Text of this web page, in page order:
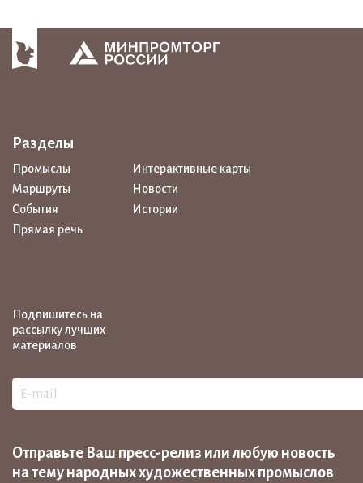
Разделы
Промыслы
Интерактивные карты
Маршруты
Новости
События
Истории
Прямая речь
Подпишитесь на
рассылку лучших
материалов
Отправьте Ваш пресс-релиз или любую новость
на тему народных художественных промыслов